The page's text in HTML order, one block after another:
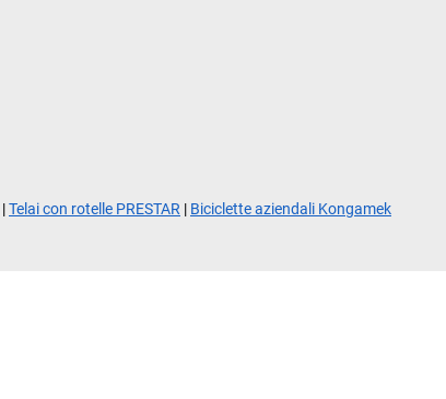
|Telai con rotelle PRESTAR | Biciclette aziendali Kongamek